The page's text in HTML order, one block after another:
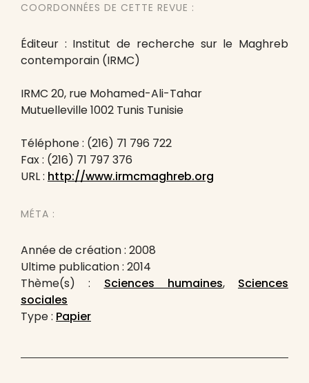
COORDONNÉES DE CETTE REVUE :
Éditeur : Institut de recherche sur le Maghreb
contemporain (IRMC)
IRMC 20, rue Mohamed-Ali-Tahar
Mutuelleville 1002 Tunis Tunisie
Téléphone : (216) 71 796 722
Fax : (216) 71 797 376
URL : http://www.irmcmaghreb.org
MÉTA :
Année de création : 2008
Ultime publication : 2014
Thème(s) : Sciences humaines, Sciences
sociales
Type : Papier